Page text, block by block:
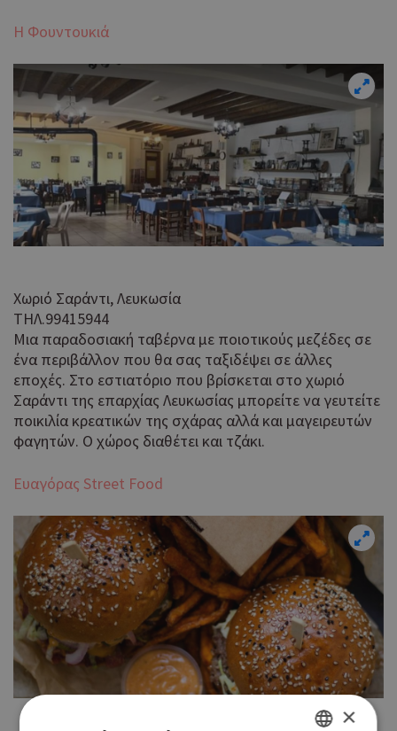
Η Φουντουκιά
Χωριό Σαράντι, Λευκωσία
ΤΗΛ.99415944
Μια παραδοσιακή ταβέρνα με ποιοτικούς μεζέδες σε
ένα περιβάλλον που θα σας ταξιδέψει σε άλλες
εποχές. Στο εστιατόριο που βρίσκεται στο χωριό
Σαράντι της επαρχίας Λευκωσίας μπορείτε να γευτείτε
ποικιλία κρεατικών της σχάρας αλλά και μαγειρευτών
φαγητών. O χώρος διαθέτει και τζάκι.
Ευαγόρας Street Food
×